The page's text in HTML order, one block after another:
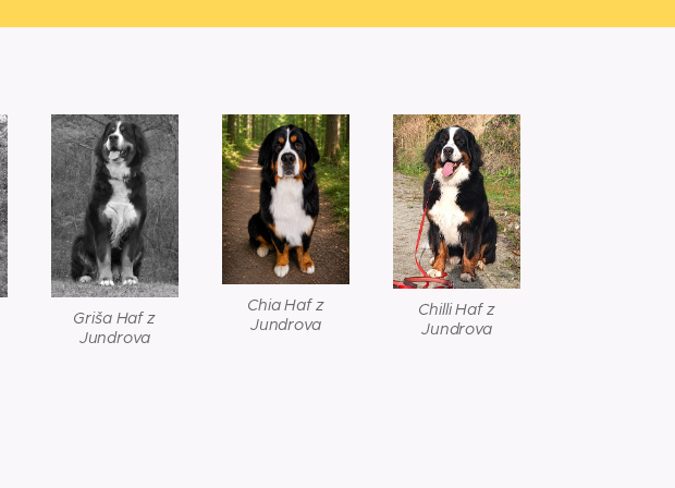
Griša Haf z
Jundrova
Chia Haf z
Jundrova
Chilli Haf z
Jundrova